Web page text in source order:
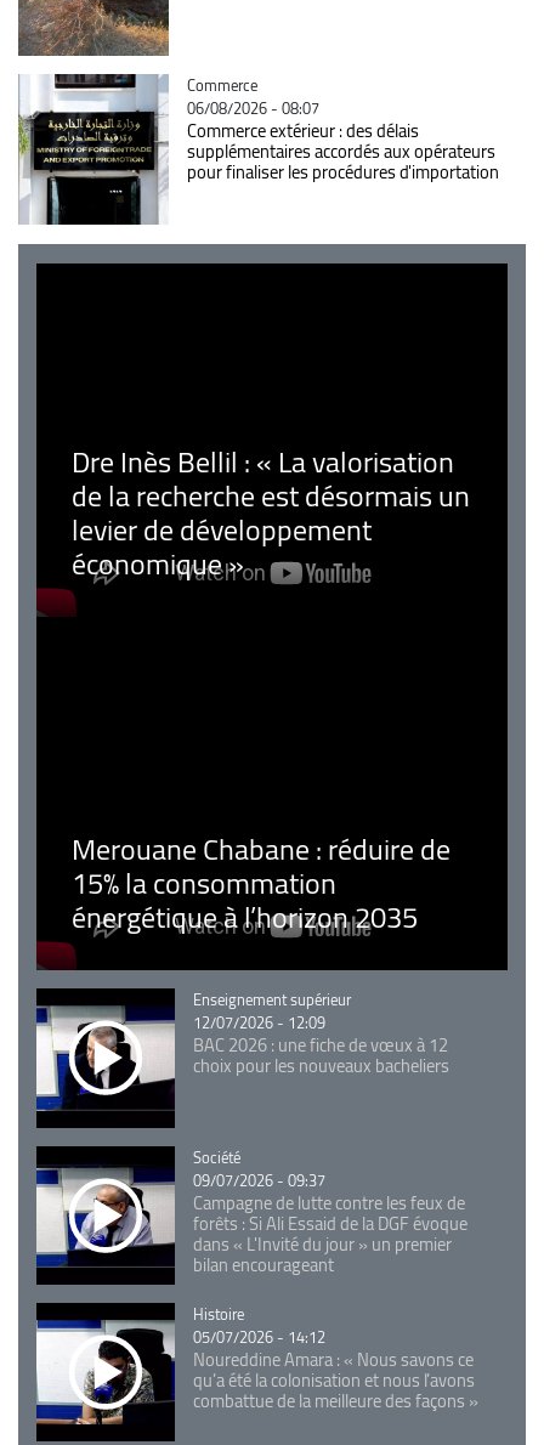
Catégorie
Commerce
06/08/2026 - 08:07
Commerce extérieur : des délais
supplémentaires accordés aux opérateurs
pour finaliser les procédures d'importation
Dre Inès Bellil : « La valorisation
de la recherche est désormais un
levier de développement
économique »
Merouane Chabane : réduire de
15% la consommation
énergétique à l’horizon 2035
Catégorie
Enseignement supérieur
12/07/2026 - 12:09
BAC 2026 : une fiche de vœux à 12
choix pour les nouveaux bacheliers
Catégorie
Société
09/07/2026 - 09:37
Campagne de lutte contre les feux de
forêts : Si Ali Essaid de la DGF évoque
dans « L'Invité du jour » un premier
bilan encourageant
Catégorie
Histoire
05/07/2026 - 14:12
Noureddine Amara : « Nous savons ce
qu’a été la colonisation et nous l’avons
combattue de la meilleure des façons »